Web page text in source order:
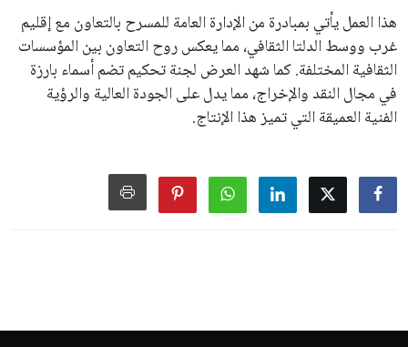
هذا العمل يأتي بمبادرة من الإدارة العامة للمسرح بالتعاون مع إقليم
غرب ووسط الدلتا الثقافي، مما يعكس روح التعاون بين المؤسسات
الثقافية المختلفة. كما شهد العرض لجنة تحكيم تضم أسماء بارزة
في مجال النقد والإخراج، مما يدل على الجودة العالية والرؤية
الفنية العميقة التي تميز هذا الإنتاج.